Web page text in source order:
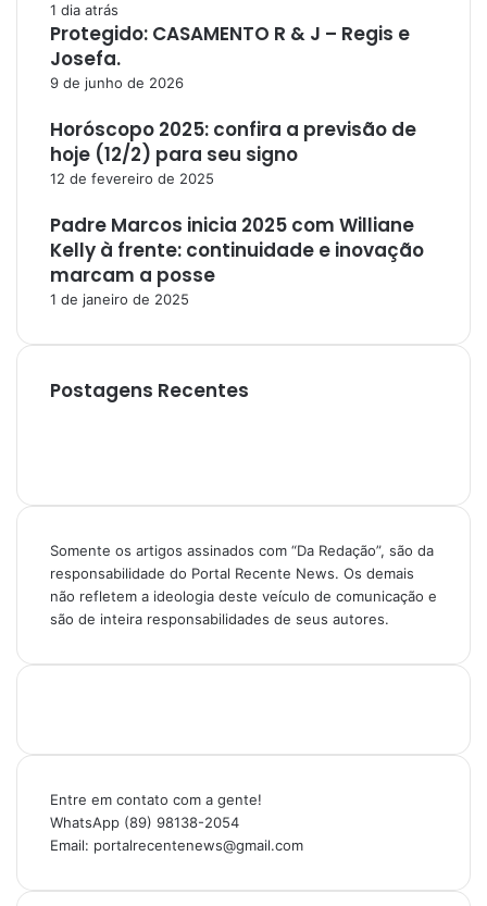
1 dia atrás
Protegido: CASAMENTO R & J – Regis e
Josefa.
9 de junho de 2026
Horóscopo 2025: confira a previsão de
hoje (12/2) para seu signo
12 de fevereiro de 2025
Padre Marcos inicia 2025 com Williane
Kelly à frente: continuidade e inovação
marcam a posse
1 de janeiro de 2025
Postagens Recentes
Somente os artigos assinados com “Da Redação”, são da
responsabilidade do Portal Recente News. Os demais
não refletem a ideologia deste veículo de comunicação e
são de inteira responsabilidades de seus autores.
Entre em contato com a gente!
WhatsApp (89) 98138-2054
Email: portalrecentenews@gmail.com